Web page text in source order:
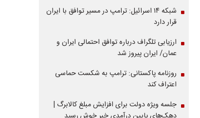
شبکه ۱۴ اسرائیل: ترامپ در مسیر توافق با ایران
قرار دارد
ارزیابی تلگراف درباره توافق احتمالی ایران و
عمان/ ایران پیروز شد
روزنامه پاکستانی: ترامپ به شکست حماسی
اعتراف کند
جلسه ویژه دولت برای افزایش مبلغ کالابرگ |